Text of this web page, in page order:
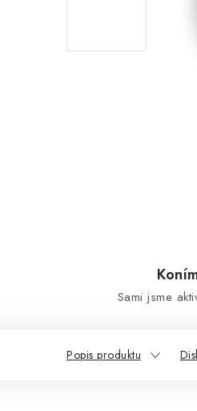
Sami jsme
Popis produktu